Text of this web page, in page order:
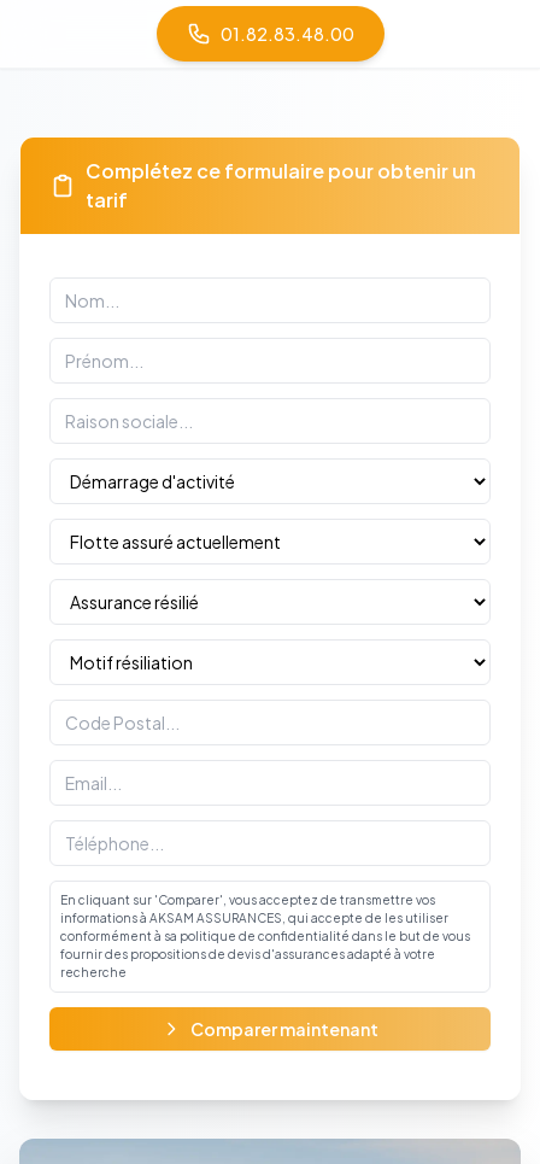
01.82.83.48.00
Complétez ce formulaire pour obtenir un
tarif
En cliquant sur 'Comparer', vous acceptez de transmettre vos
informations à AKSAM ASSURANCES, qui accepte de les utiliser
conformément à sa politique de confidentialité dans le but de vous
fournir des propositions de devis d'assurances adapté à votre
recherche
Comparer maintenant